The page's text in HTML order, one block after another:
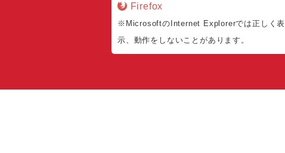
Firefox
※MicrosoftのInternet Explorerでは正しく表
示、動作をしないことがあります。